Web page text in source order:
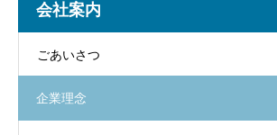
会社案内
ごあいさつ
企業理念